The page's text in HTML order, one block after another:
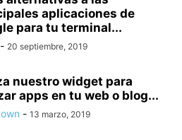
aplicaciones de
para tu terminal...
- 20 septiembre, 2019
nuestro widget para
apps en tu web o blog...
- 13 marzo, 2019